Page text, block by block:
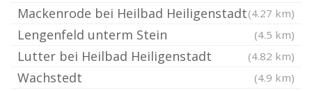
Mackenrode bei Heilbad Heiligenstadt(4.27 km)
Lengenfeld unterm Stein (4.5 km)
Lutter bei Heilbad Heiligenstadt (4.82 km)
Wachstedt (4.9 km)